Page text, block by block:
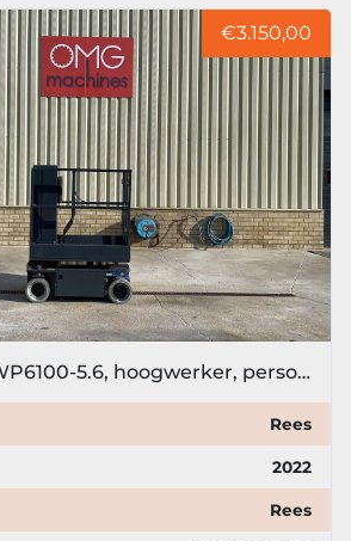
€3.150,00
2022 Rees AMWP6100-5.6, hoogwerker, personenlift, 5,6 meter
Rees
2022
Rees